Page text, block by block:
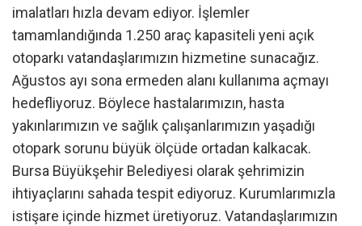
imalatları hızla devam ediyor. İşlemler
tamamlandığında 1.250 araç kapasiteli yeni açık
otoparkı vatandaşlarımızın hizmetine sunacağız.
Ağustos ayı sona ermeden alanı kullanıma açmayı
hedefliyoruz. Böylece hastalarımızın, hasta
yakınlarımızın ve sağlık çalışanlarımızın yaşadığı
otopark sorunu büyük ölçüde ortadan kalkacak.
Bursa Büyükşehir Belediyesi olarak şehrimizin
ihtiyaçlarını sahada tespit ediyoruz. Kurumlarımızla
istişare içinde hizmet üretiyoruz. Vatandaşlarımızın